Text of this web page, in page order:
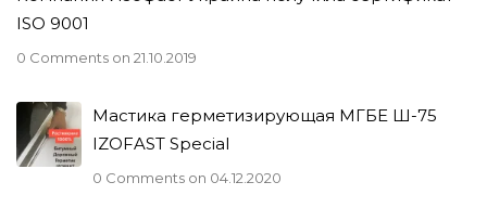
ISO 9001
0 Comments on 21.10.2019
Мастика герметизирующая МГБЕ Ш-75
IZOFAST Special
0 Comments on 04.12.2020